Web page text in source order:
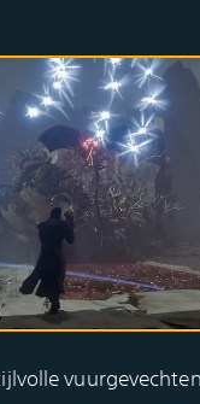
vuurgevechten